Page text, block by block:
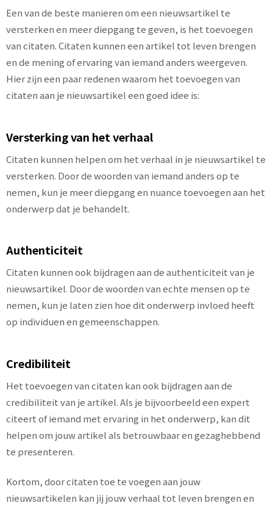
Een van de beste manieren om een nieuwsartikel te
versterken en meer diepgang te geven, is het toevoegen
van citaten. Citaten kunnen een artikel tot leven brengen
en de mening of ervaring van iemand anders weergeven.
Hier zijn een paar redenen waarom het toevoegen van
citaten aan je nieuwsartikel een goed idee is:
Versterking van het verhaal
Citaten kunnen helpen om het verhaal in je nieuwsartikel te
versterken. Door de woorden van iemand anders op te
nemen, kun je meer diepgang en nuance toevoegen aan het
onderwerp dat je behandelt.
Authenticiteit
Citaten kunnen ook bijdragen aan de authenticiteit van je
nieuwsartikel. Door de woorden van echte mensen op te
nemen, kun je laten zien hoe dit onderwerp invloed heeft
op individuen en gemeenschappen.
Credibiliteit
Het toevoegen van citaten kan ook bijdragen aan de
credibiliteit van je artikel. Als je bijvoorbeeld een expert
citeert of iemand met ervaring in het onderwerp, kan dit
helpen om jouw artikel als betrouwbaar en gezaghebbend
te presenteren.
Kortom, door citaten toe te voegen aan jouw
nieuwsartikelen kan jij jouw verhaal tot leven brengen en